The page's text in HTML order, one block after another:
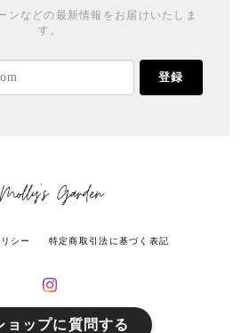
ンなどの最新情報をお届けいたしま
す。
登録
シー 特定商取引法に基づく表記
Garden All rights reserved.
ョップに質問する